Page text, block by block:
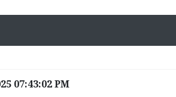
07:43:02 PM